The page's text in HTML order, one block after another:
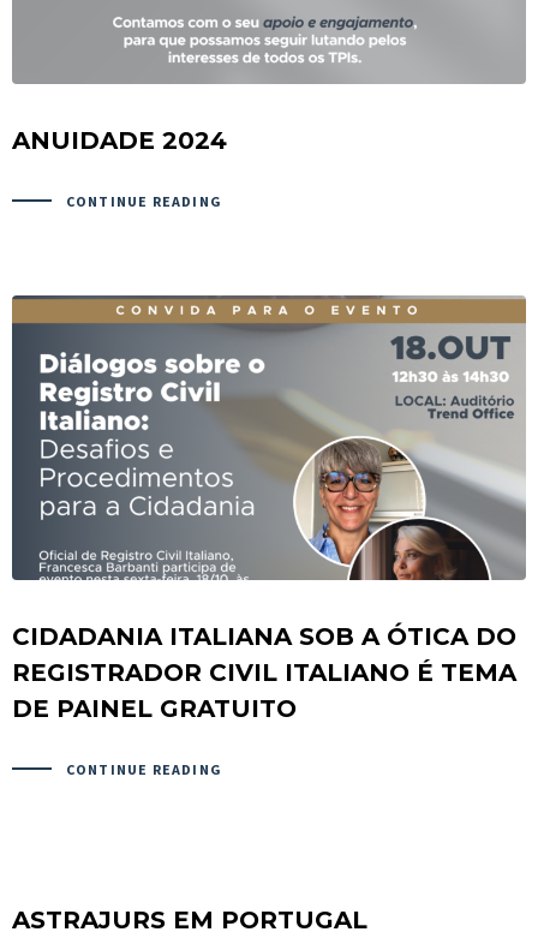
ANUIDADE 2024
CONTINUE READING
CIDADANIA ITALIANA SOB A ÓTICA DO
REGISTRADOR CIVIL ITALIANO É TEMA
DE PAINEL GRATUITO
CONTINUE READING
ASTRAJURS EM PORTUGAL